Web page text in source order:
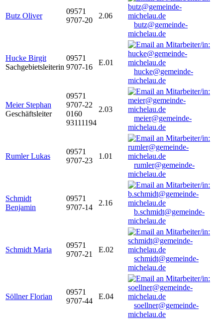
Butz Oliver
09571
9707-20
2.06
butz@gemeinde-
michelau.de
Hucke Birgit
Sachgebietsleiterin
09571
9707-16
E.01
hucke@gemeinde-
michelau.de
Meier Stephan
Geschäftsleiter
09571
9707-22
0160
93111194
2.03
meier@gemeinde-
michelau.de
Rumler Lukas
09571
9707-23
1.01
rumler@gemeinde-
michelau.de
Schmidt
Benjamin
09571
9707-14
2.16
b.schmidt@gemeinde-
michelau.de
Schmidt Maria
09571
9707-21
E.02
schmidt@gemeinde-
michelau.de
Söllner Florian
09571
9707-44
E.04
soellner@gemeinde-
michelau.de